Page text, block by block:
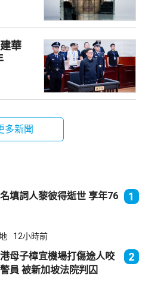
華
多新聞
填詞人黎彼得逝世 享年76
1
12小時前
母子樟宜機場打傷途人咬
傷警員 被新加坡法院判囚
2